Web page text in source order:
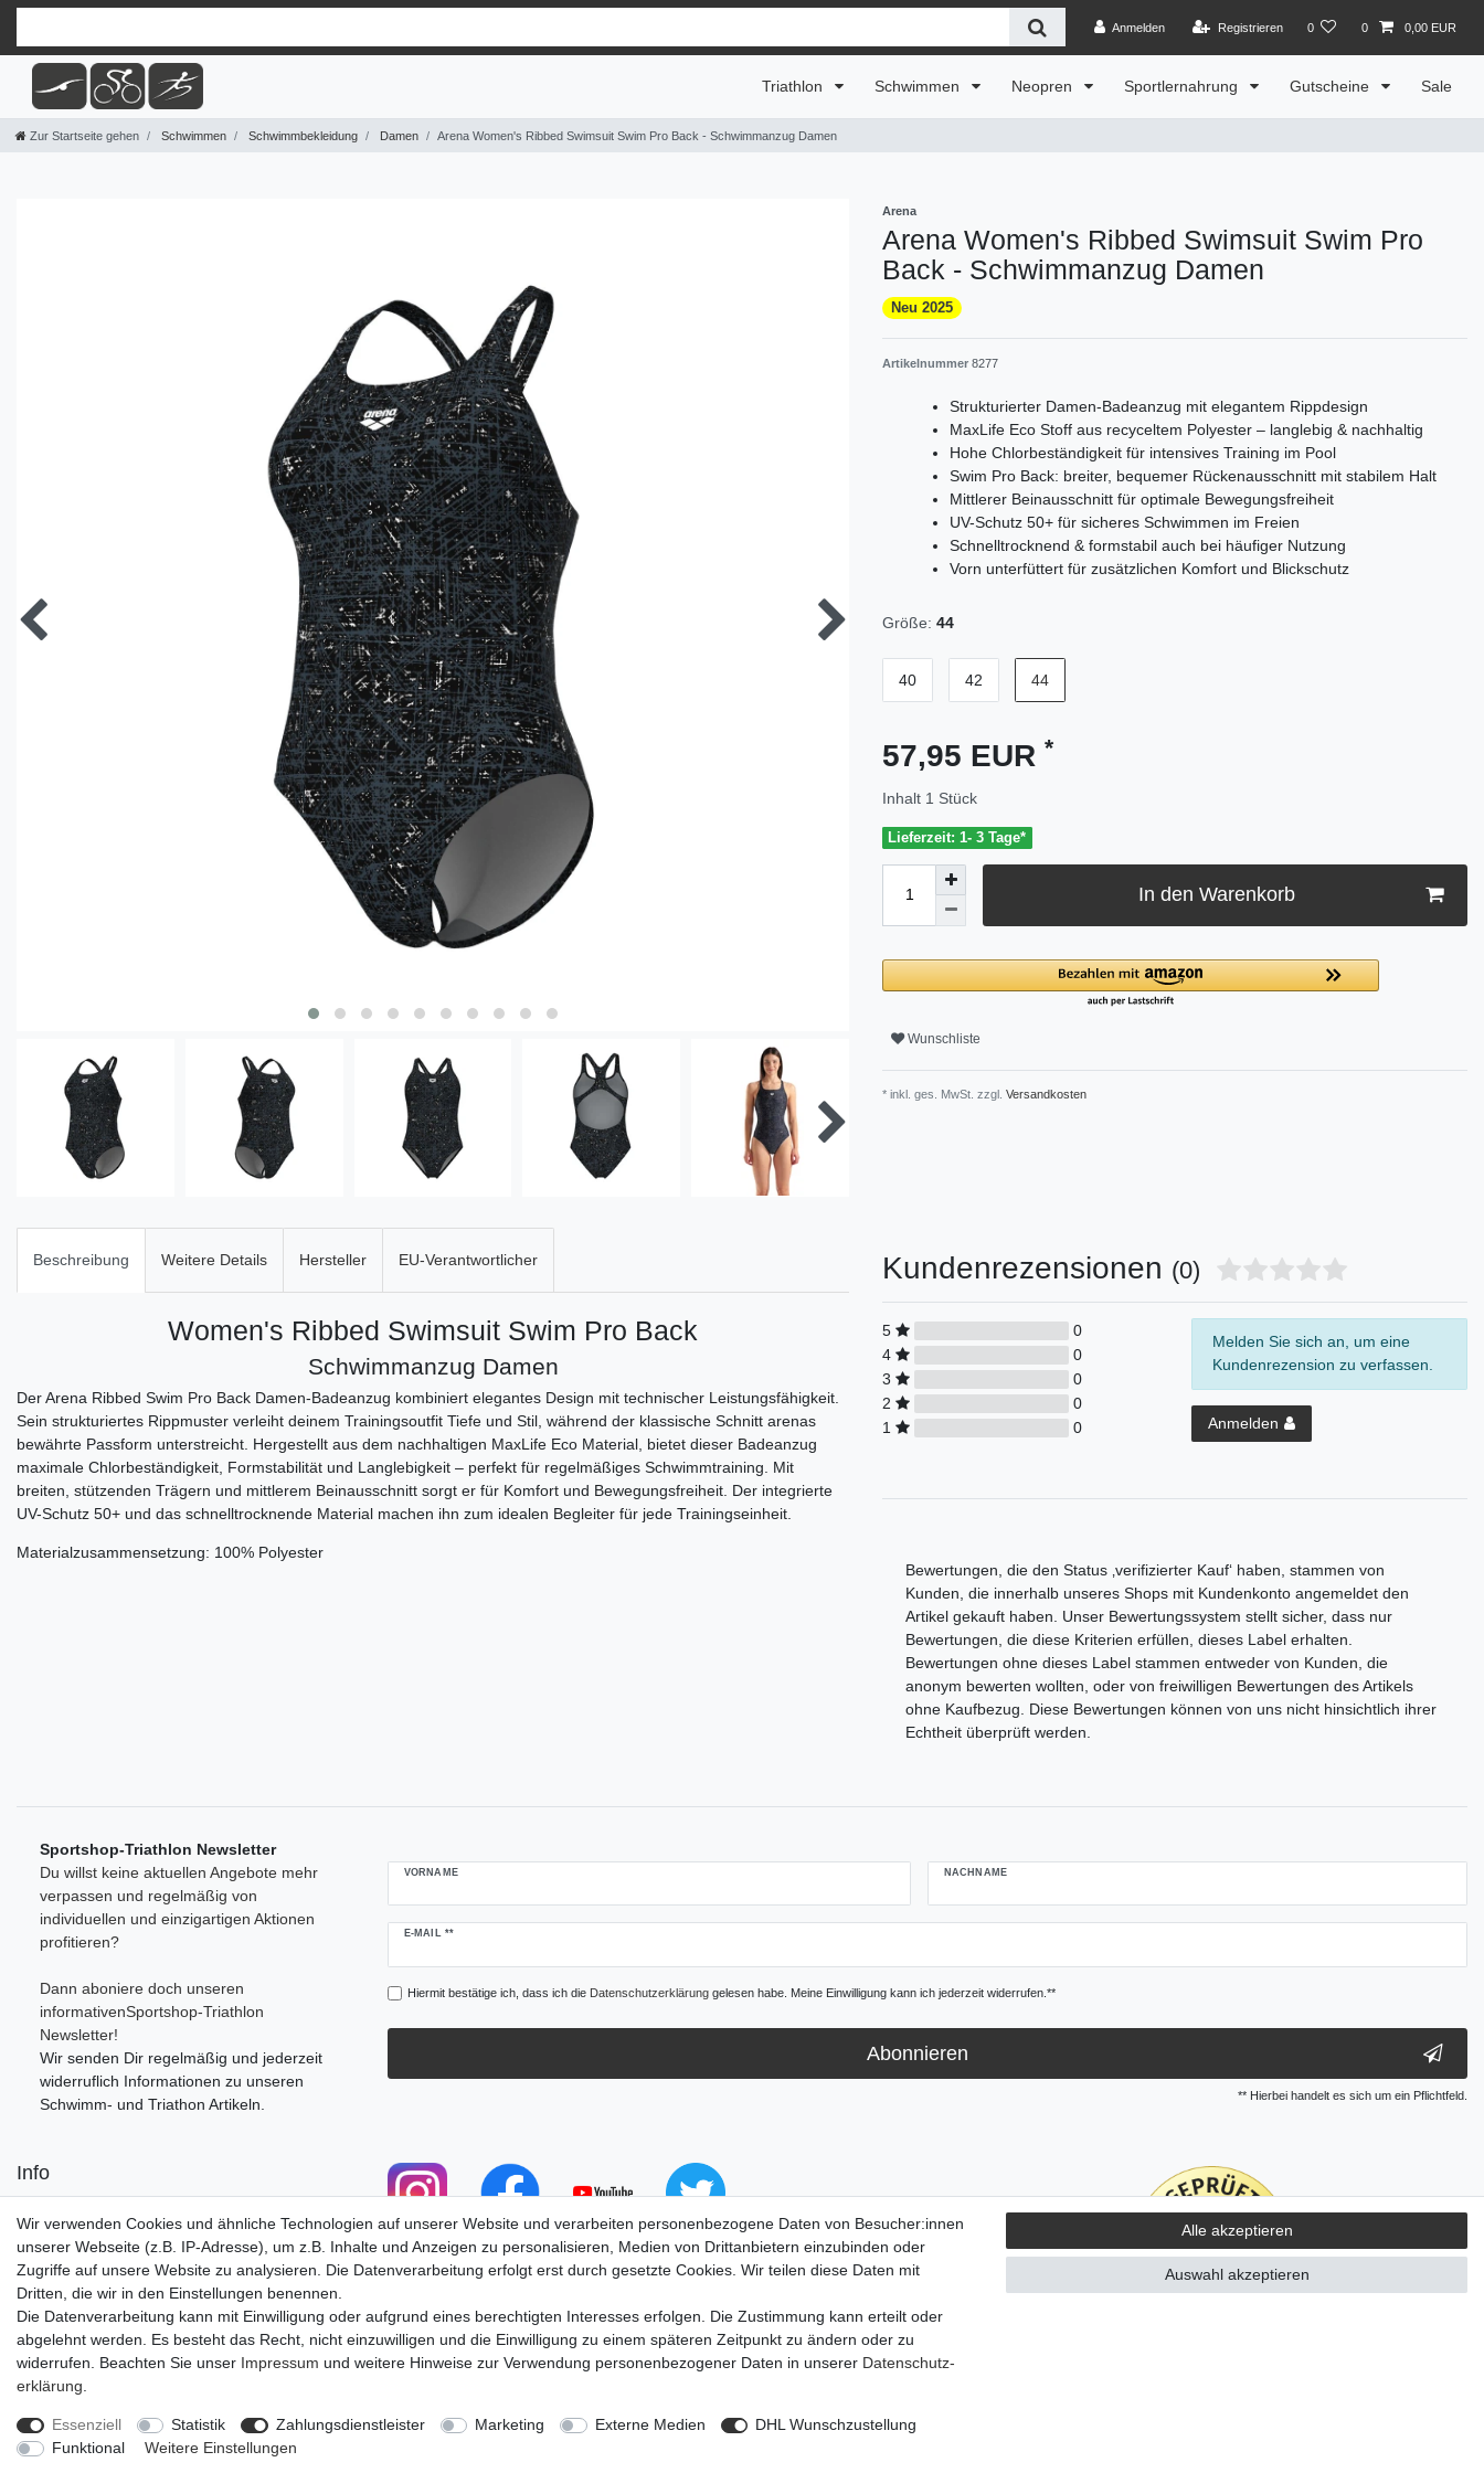
Anmelden Registrieren 0 0 0,00 EUR
Triathlon Schwimmen Neopren Sportlernahrung Gutscheine Sale
Zur Startseite gehen Schwimmen Schwimmbekleidung Damen Arena Women's Ribbed Swimsuit Swim Pro Back - Schwimmanzug Damen
Arena
Arena Women's Ribbed Swimsuit Swim Pro
Back - Schwimmanzug Damen
Neu 2025
Artikelnummer 8277
Strukturierter Damen-Badeanzug mit elegantem Rippdesign
MaxLife Eco Stoff aus recyceltem Polyester – langlebig & nachhaltig
Hohe Chlorbeständigkeit für intensives Training im Pool
Swim Pro Back: breiter, bequemer Rückenausschnitt mit stabilem Halt
Mittlerer Beinausschnitt für optimale Bewegungsfreiheit
UV-Schutz 50+ für sicheres Schwimmen im Freien
Schnelltrocknend & formstabil auch bei häufiger Nutzung
Vorn unterfüttert für zusätzlichen Komfort und Blickschutz
Größe: 44
40 42 44
57,95 EUR *
Inhalt 1 Stück
Lieferzeit: 1- 3 Tage*
In den Warenkorb
Wunschliste
* inkl. ges. MwSt. zzgl. Versandkosten
Beschreibung Weitere Details Hersteller EU-Verantwortlicher
Women's Ribbed Swimsuit Swim Pro Back
Schwimmanzug Damen
Der Arena Ribbed Swim Pro Back Damen-Badeanzug kombiniert elegantes Design mit technischer Leistungsfähigkeit.
Sein strukturiertes Rippmuster verleiht deinem Trainingsoutfit Tiefe und Stil, während der klassische Schnitt arenas
bewährte Passform unterstreicht. Hergestellt aus dem nachhaltigen MaxLife Eco Material, bietet dieser Badeanzug
maximale Chlorbeständigkeit, Formstabilität und Langlebigkeit – perfekt für regelmäßiges Schwimmtraining. Mit
breiten, stützenden Trägern und mittlerem Beinausschnitt sorgt er für Komfort und Bewegungsfreiheit. Der integrierte
UV-Schutz 50+ und das schnelltrocknende Material machen ihn zum idealen Begleiter für jede Trainingseinheit.
Materialzusammensetzung: 100% Polyester
Kundenrezensionen (0)
5
0
4
0
3
0
2
0
1
0
Melden Sie sich an, um eine
Kundenrezension zu verfassen.
Anmelden
Bewertungen, die den Status ‚verifizierter Kauf‘ haben, stammen von
Kunden, die innerhalb unseres Shops mit Kundenkonto angemeldet den
Artikel gekauft haben. Unser Bewertungssystem stellt sicher, dass nur
Bewertungen, die diese Kriterien erfüllen, dieses Label erhalten.
Bewertungen ohne dieses Label stammen entweder von Kunden, die
anonym bewerten wollten, oder von freiwilligen Bewertungen des Artikels
ohne Kaufbezug. Diese Bewertungen können von uns nicht hinsichtlich ihrer
Echtheit überprüft werden.
Sportshop-Triathlon Newsletter
Du willst keine aktuellen Angebote mehr
verpassen und regelmäßig von
individuellen und einzigartigen Aktionen
profitieren?
Dann aboniere doch unseren
informativenSportshop-Triathlon
Newsletter!
Wir senden Dir regelmäßig und jederzeit
widerruflich Informationen zu unseren
Schwimm- und Triathon Artikeln.
VORNAME NACHNAME
E-MAIL **
Newsletter
Hiermit bestätige ich, dass ich die Daten­schutz­erklärunggelesen habe. Meine Einwilligung kann ich jederzeit widerrufen.**
Abonnieren
** Hierbei handelt es sich um ein Pflichtfeld.
Info
Retourenportal
Anfahrt/Öffnungszeiten
Versandkosten
Zu unserem Blog
Wir verwenden Cookies und ähnliche Technologien auf unserer Website und verarbeiten personenbezogene Daten von Besucher:innen
unserer Webseite (z.B. IP-Adresse), um z.B. Inhalte und Anzeigen zu personalisieren, Medien von Drittanbietern einzubinden oder
Zugriffe auf unsere Website zu analysieren. Die Datenverarbeitung erfolgt erst durch gesetzte Cookies. Wir teilen diese Daten mit
Dritten, die wir in den Einstellungen benennen.
Die Datenverarbeitung kann mit Einwilligung oder aufgrund eines berechtigten Interesses erfolgen. Die Zustimmung kann erteilt oder
abgelehnt werden. Es besteht das Recht, nicht einzuwilligen und die Einwilligung zu einem späteren Zeitpunkt zu ändern oder zu
widerrufen. Beachten Sie unser Impressum und weitere Hinweise zur Verwendung personenbezogener Daten in unserer Daten­schutz­
erklärung
Essenziell Statistik Zahlungsdienstleister Marketing Externe Medien
DHL Wunschzustellung
Funktional
Weitere Einstellungen
Alle akzeptieren
Auswahl akzeptieren